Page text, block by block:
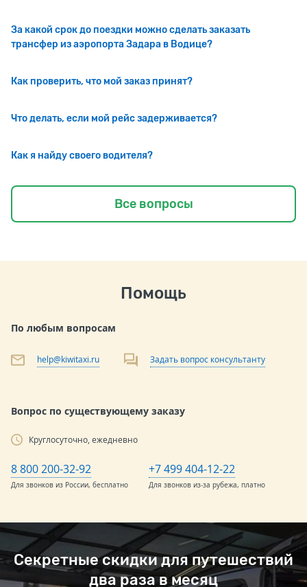
За какой срок до поездки можно сделать заказать
трансфер из аэропорта Задара в Водице?
Как проверить, что мой заказ принят?
Что делать, если мой рейс задерживается?
Как я найду своего водителя?
Все вопросы
Помощь
По любым вопросам
help@kiwitaxi.ru Задать вопрос консультанту
Вопрос по существующему заказу
Круглосуточно, ежедневно
8 800 200-32-92
Для звонков из России, бесплатно
+7 499 404-12-22
Для звонков из-за рубежа, платно
Секретные скидки для путешествий
два раза в месяц